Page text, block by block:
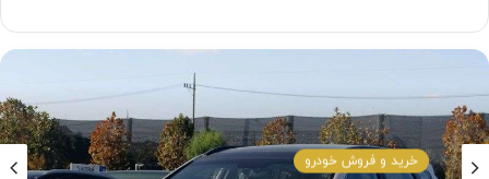
خرید و فروش خودرو